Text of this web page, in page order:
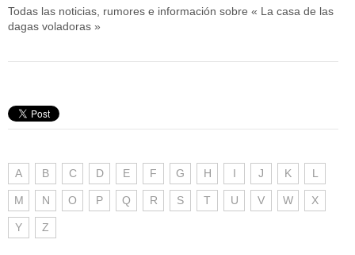
Todas las noticias, rumores e información sobre « La casa de las
dagas voladoras »
A B C D E F G H I J K L
M N O P Q R S T U V W X
Y Z